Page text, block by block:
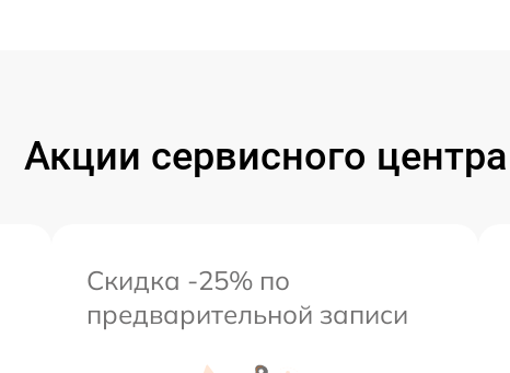
Акции сервисного центра
Скидка -25% по
предварительной записи